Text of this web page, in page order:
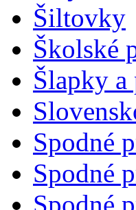
Šiltovky
Školské
Šlapky a
Spodné
Spodné
Spodné